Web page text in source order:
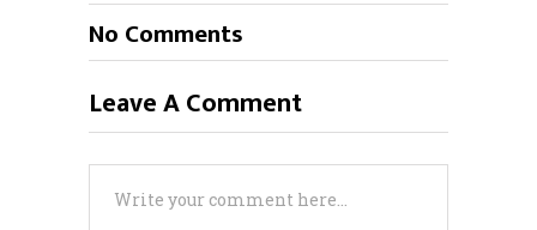
No Comments
Leave A Comment